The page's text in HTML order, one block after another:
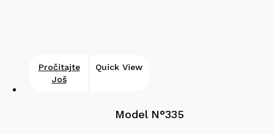
Pročitajte
Još
Quick View
Model N°335